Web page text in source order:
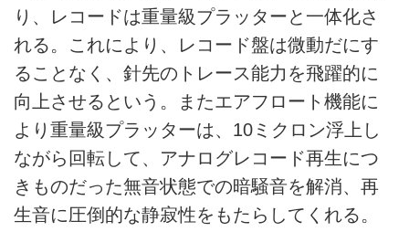
り、レコードは重量級プラッターと一体化さ
れる。これにより、レコード盤は微動だにす
ることなく、針先のトレース能力を飛躍的に
向上させるという。またエアフロート機能に
より重量級プラッターは、10ミクロン浮上し
ながら回転して、アナログレコード再生につ
きものだった無音状態での暗騒音を解消、再
生音に圧倒的な静寂性をもたらしてくれる。